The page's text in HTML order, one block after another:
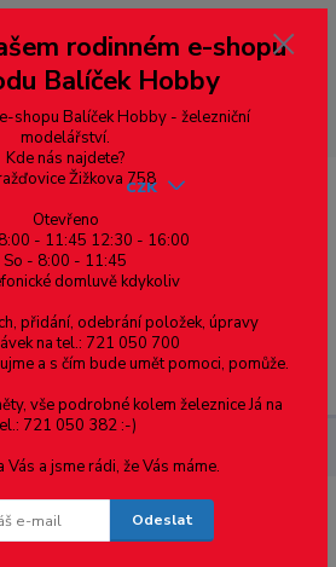
a jiných zemí, pokud chcete platit v eurech
💶 pro přepočet měny - pravý horní roh ---
důvodu zásilku nevyzvednete, bude po
platbou za poštovné, v opačném
přidán na blacklist a rušeny následující
objednávky.
Menu
CZK
rodinném e-shopu
Balíček Hobby
shopu Balíček Hobby - železniční
modelářství.
Kde nás najdete?
Žižkova 758
Otevřeno
- 11:45 12:30 - 16:00
So - 8:00 - 11:45
domluvě kdykoliv
přidání, odebrání položek, úpravy
na tel.: 721 050 700
a s čím bude umět pomoci, pomůže.
vše podrobné kolem železnice Já na
721 050 382 :-)
Vás a jsme rádi, že Vás máme.
Odeslat